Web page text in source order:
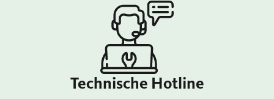
Technische Hotline